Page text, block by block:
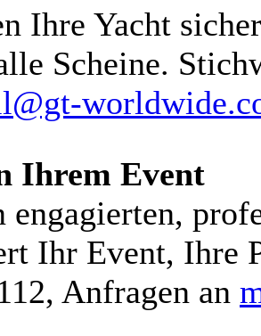
Ihre Yacht
Scheine.
Ihrem Event
engagierten,
Ihr Event, Ihre
Anfragen an